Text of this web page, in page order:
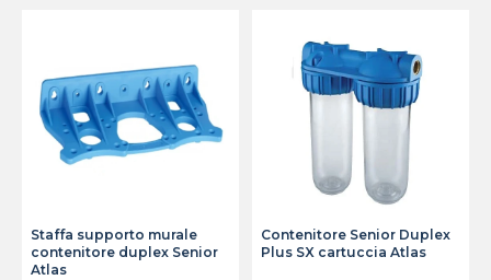
Staffa supporto murale
contenitore duplex Senior
Atlas
Contenitore Senior Duplex
Plus SX cartuccia Atlas